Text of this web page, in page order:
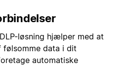
løsning hjælper med at
følsomme data i dit
automatiske